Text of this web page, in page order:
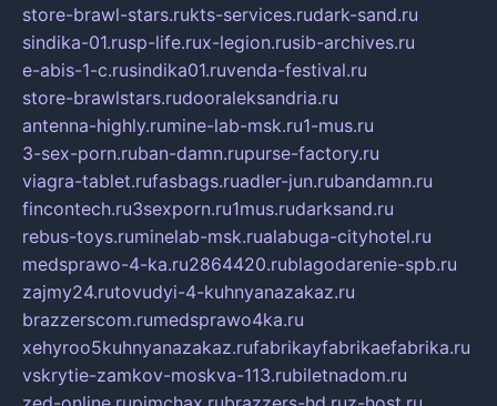
store-brawl-stars.rukts-services.rudark-sand.ru
sindika-01.rusp-life.rux-legion.rusib-archives.ru
e-abis-1-c.rusindika01.ruvenda-festival.ru
store-brawlstars.rudooraleksandria.ru
antenna-highly.rumine-lab-msk.ru1-mus.ru
3-sex-porn.ruban-damn.rupurse-factory.ru
viagra-tablet.rufasbags.ruadler-jun.rubandamn.ru
fincontech.ru3sexporn.ru1mus.rudarksand.ru
rebus-toys.ruminelab-msk.rualabuga-cityhotel.ru
medsprawo-4-ka.ru2864420.rublagodarenie-spb.ru
zajmy24.rutovudyi-4-kuhnyanazakaz.ru
brazzerscom.rumedsprawo4ka.ru
xehyroo5kuhnyanazakaz.rufabrikayfabrikaefabrika.ru
vskrytie-zamkov-moskva-113.rubiletnadom.ru